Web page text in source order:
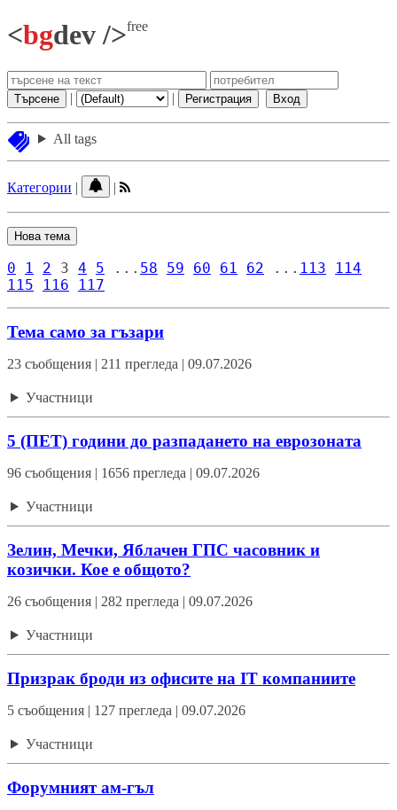
<bgdev />free
Търсене | | Регистрация Вход
All tags
Категории | |
Нова тема
0 1 2 3 4 5 ... 58 59 60 61 62 ... 113
114
115
116 117
Тема само за гъзари
23 съобщения | 211 прегледа | 09.07.2026
Участници
5 (ПЕТ) години до разпадането на еврозоната
96 съобщения | 1656 прегледа | 09.07.2026
Участници
Зелин, Мечки, Яблачен ГПС часовник и
козички. Кое е общото?
26 съобщения | 282 прегледа | 09.07.2026
Участници
Призрак броди из офисите на IT компаниите
5 съобщения | 127 прегледа | 09.07.2026
Участници
Форумният ам-гъл